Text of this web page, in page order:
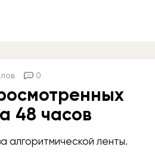
0
48 часов
алгоритмической ленты.